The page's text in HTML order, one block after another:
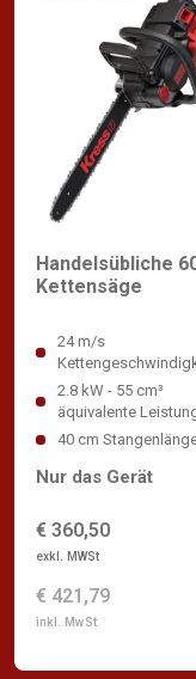
Handelsübliche
Kettensäge
24 m/s
2.8 kW - 55 cm³
äquivalente
40 cm
€ 360,50
exkl. MWSt
€ 421,79
inkl. MwSt
Nur das Gerät